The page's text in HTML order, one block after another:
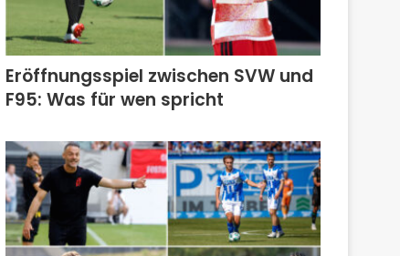
Eröffnungsspiel zwischen SVW und
F95: Was für wen spricht